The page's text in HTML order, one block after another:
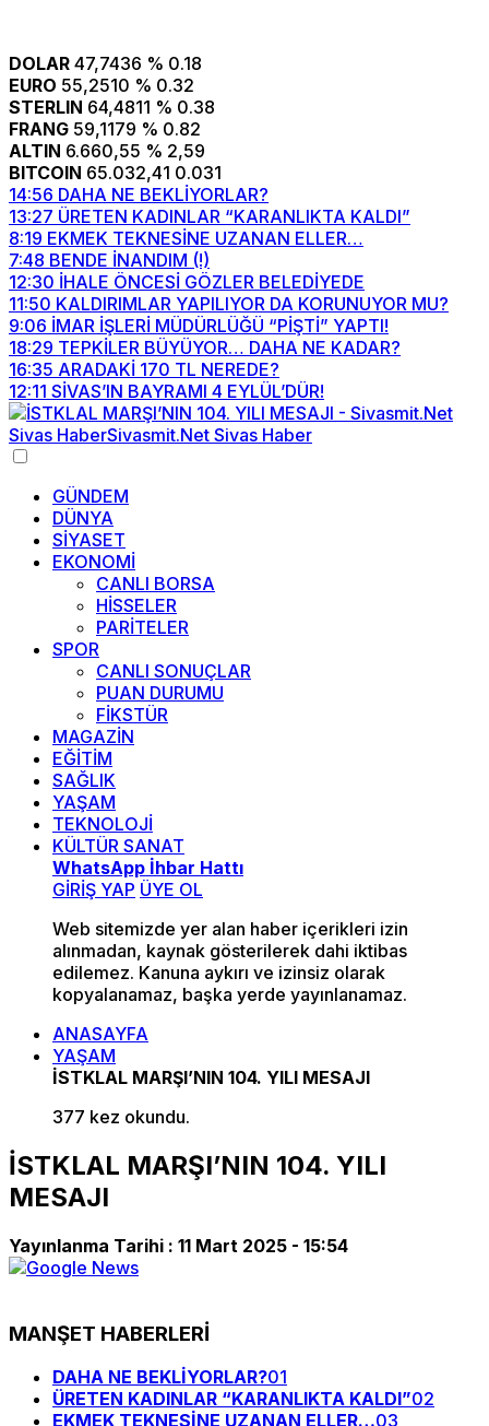
DOLAR 47,7436 % 0.18
EURO 55,2510 % 0.32
STERLIN 64,4811 % 0.38
FRANG 59,1179 % 0.82
ALTIN 6.660,55 % 2,59
BITCOIN 65.032,41 0.031
14:56 DAHA NE BEKLİYORLAR?
13:27 ÜRETEN KADINLAR “KARANLIKTA KALDI”
8:19 EKMEK TEKNESİNE UZANAN ELLER…
7:48 BENDE İNANDIM (!)
12:30 İHALE ÖNCESİ GÖZLER BELEDİYEDE
11:50 KALDIRIMLAR YAPILIYOR DA KORUNUYOR MU?
9:06 İMAR İŞLERİ MÜDÜRLÜĞÜ “PİŞTİ” YAPTI!
18:29 TEPKİLER BÜYÜYOR… DAHA NE KADAR?
16:35 ARADAKİ 170 TL NEREDE?
12:11 SİVAS’IN BAYRAMI 4 EYLÜL’DÜR!
GÜNDEM
DÜNYA
SİYASET
EKONOMİ
CANLI BORSA
HİSSELER
PARİTELER
SPOR
CANLI SONUÇLAR
PUAN DURUMU
FİKSTÜR
MAGAZİN
EĞİTİM
SAĞLIK
YAŞAM
TEKNOLOJİ
KÜLTÜR SANAT
WhatsApp İhbar Hattı
GİRİŞ YAP ÜYE OL
Web sitemizde yer alan haber içerikleri izin
alınmadan, kaynak gösterilerek dahi iktibas
edilemez. Kanuna aykırı ve izinsiz olarak
kopyalanamaz, başka yerde yayınlanamaz.
ANASAYFA
YAŞAM
İSTKLAL MARŞI’NIN 104. YILI MESAJI
377 kez okundu.
İSTKLAL MARŞI’NIN 104. YILI
MESAJI
Yayınlanma Tarihi : 11 Mart 2025 - 15:54
MANŞET HABERLERİ
DAHA NE BEKLİYORLAR?01
ÜRETEN KADINLAR “KARANLIKTA KALDI”02
EKMEK TEKNESİNE UZANAN ELLER…03